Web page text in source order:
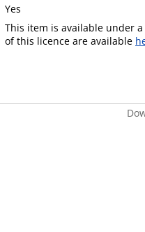
Yes
This item is available under a
of this licence are available